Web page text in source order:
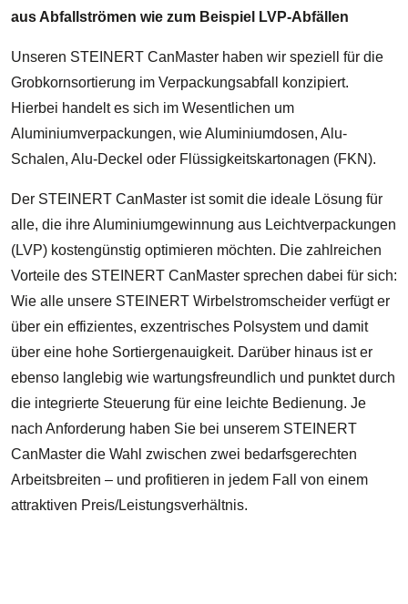
aus Abfallströmen wie zum Beispiel LVP-Abfällen
Unseren STEINERT CanMaster haben wir speziell für die
Grobkornsortierung im Verpackungsabfall konzipiert.
Hierbei handelt es sich im Wesentlichen um
Aluminiumverpackungen, wie Aluminiumdosen, Alu-
Schalen, Alu-Deckel oder Flüssigkeitskartonagen (FKN).
Der STEINERT CanMaster ist somit die ideale Lösung für
alle, die ihre Aluminiumgewinnung aus Leichtverpackungen
(LVP) kostengünstig optimieren möchten. Die zahlreichen
Vorteile des STEINERT CanMaster sprechen dabei für sich:
Wie alle unsere STEINERT Wirbelstromscheider verfügt er
über ein effizientes, exzentrisches Polsystem und damit
über eine hohe Sortiergenauigkeit. Darüber hinaus ist er
ebenso langlebig wie wartungsfreundlich und punktet durch
die integrierte Steuerung für eine leichte Bedienung. Je
nach Anforderung haben Sie bei unserem STEINERT
CanMaster die Wahl zwischen zwei bedarfsgerechten
Arbeitsbreiten – und profitieren in jedem Fall von einem
attraktiven Preis/Leistungsverhältnis.